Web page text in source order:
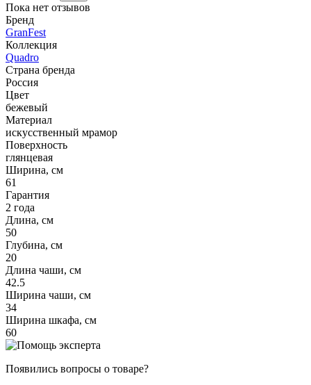
Пока нет отзывов
Бренд
GranFest
Коллекция
Quadro
Страна бренда
Россия
Цвет
бежевый
Материал
искусственный мрамор
Поверхность
глянцевая
Ширина, см
61
Гарантия
2 года
Длина, см
50
Глубина, см
20
Длина чаши, см
42.5
Ширина чаши, см
34
Ширина шкафа, см
60
Появились вопросы о товаре?